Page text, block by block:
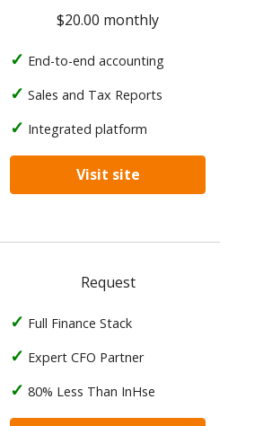
$20.00 monthly
End-to-end accounting
Sales and Tax Reports
Integrated platform
Visit site
Request
Full Finance Stack
Expert CFO Partner
80% Less Than InHse